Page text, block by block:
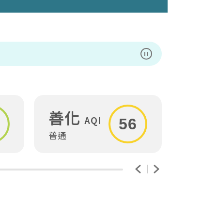
暫停播放
善化 AQI
普通
56